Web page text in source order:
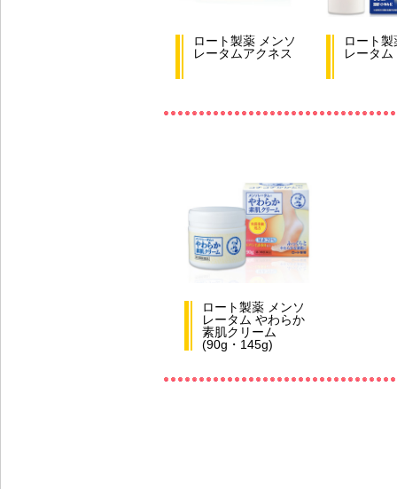
ロート製薬 メンソ
レータムアクネス
ロート
レータ
ロート製薬 メンソ
レータム やわらか
素肌クリーム
(90g・145g)